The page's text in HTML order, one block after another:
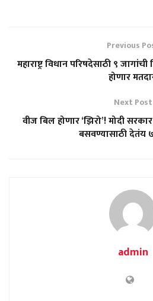
Previous
महाराष्ट्र विधान परिषदेसाठी ९
होणार
Next Post
वीज बिल होणार ‘झिरो’! मोदी
बसवण्यासाठी देतंय
admin